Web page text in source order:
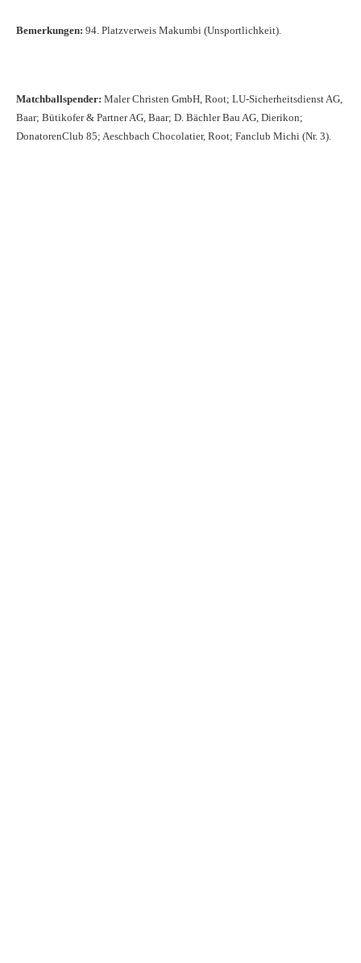
Bemerkungen: 94. Platzverweis Makumbi (Unsportlichkeit).
Matchballspender: Maler Christen GmbH, Root; LU-Sicherheitsdienst AG,
Baar; Bütikofer & Partner AG, Baar; D. Bächler Bau AG, Dierikon;
DonatorenClub 85; Aeschbach Chocolatier, Root; Fanclub Michi (Nr. 3).